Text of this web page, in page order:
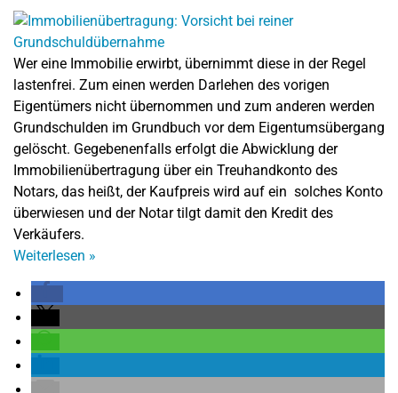
Wer eine Immobilie erwirbt, übernimmt diese in der Regel
lastenfrei. Zum einen werden Darlehen des vorigen
Eigentümers nicht übernommen und zum anderen werden
Grundschulden im Grundbuch vor dem Eigentumsübergang
gelöscht. Gegebenenfalls erfolgt die Abwicklung der
Immobilienübertragung über ein Treuhandkonto des
Notars, das heißt, der Kaufpreis wird auf ein solches Konto
überwiesen und der Notar tilgt damit den Kredit des
Verkäufers.
Weiterlesen »